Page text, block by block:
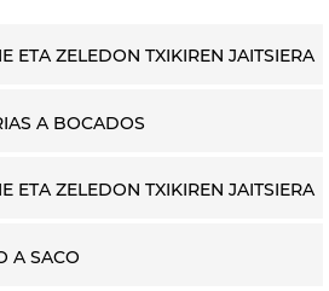
ETA ZELEDON TXIKIREN JAITSIERA
A BOCADOS
ETA ZELEDON TXIKIREN JAITSIERA
A SACO